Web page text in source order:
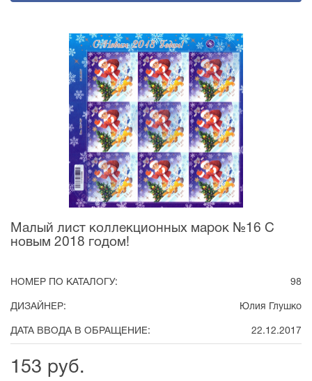
Малый лист коллекционных марок №16 С
новым 2018 годом!
НОМЕР ПО КАТАЛОГУ: 98
ДИЗАЙНЕР: Юлия Глушко
ДАТА ВВОДА В ОБРАЩЕНИЕ: 22.12.2017
153 руб.